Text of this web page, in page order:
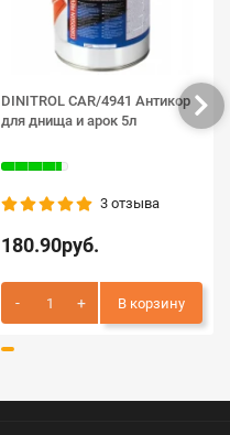
DINITROL CAR/4941 Антикор
для днища и арок 5л
3 отзыва
180.90руб.
В корзину